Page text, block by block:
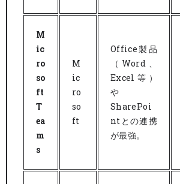
M
ic
ro
so
ft
T
ea
m
s
M
ic
ro
so
ft
Office製品
（Word、
Excel等）
や
SharePoi
ntとの連携
が最強。